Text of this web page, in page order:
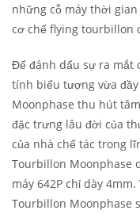
những cỗ máy thời
cơ chế flying tourbillon
Để đánh dấu sự ra mắt
tính biểu tượng vừa
Moonphase thu hút
đặc trưng lâu đời của
của nhà chế tác trong
Tourbillon Moonphase
máy 642P chỉ dày
Tourbillon Moonphase